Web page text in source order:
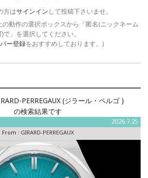
方はサインイン して投稿下さいませ。
動作の選択ボックスから「匿名(ニックネーム
)で」を選択してください。
ー登録をおすすめしております。)
PERREGAUX (ジラール・ペルゴ )
の検索結果です
2026.7.25
From : GIRARD-PERREGAUX